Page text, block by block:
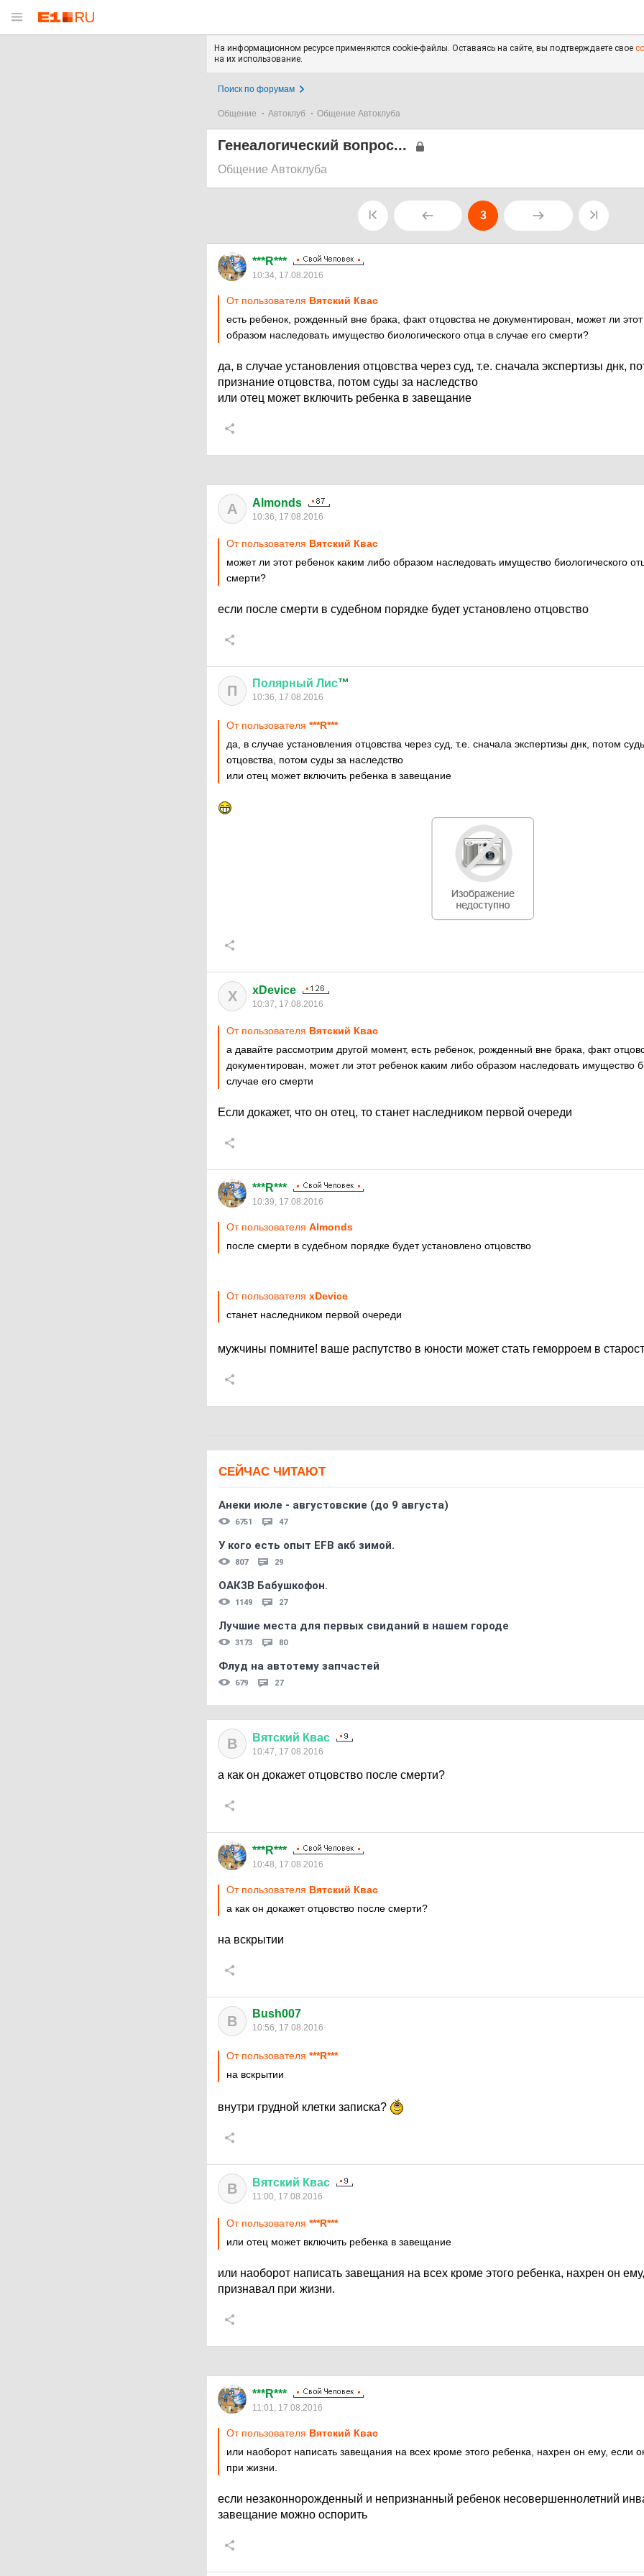
На информационном ресурсе применяются cookie-файлы. Оставаясь на сайте, вы подтверждаете свое
на их использование.
Поиск по форумам
Общение Автоклуб Общение Автоклуба
Генеалогический вопрос...
Общение Автоклуба
3
***R***
10:34, 17.08.2016
От пользователя Вятский Квас
есть ребенок, рожденный вне брака, факт отцовства не документирован, может ли
образом наследовать имущество биологического отца в случае его смерти?
да, в случае установления отцовства через суд, т.е. сначала экспертизы днк,
признание отцовства, потом суды за наследство
или отец может включить ребенка в завещание
A Almonds
10:36, 17.08.2016
От пользователя Вятский Квас
может ли этот ребенок каким либо образом наследовать имущество биологического
смерти?
если после смерти в судебном порядке будет установлено отцовство
П Полярный Лис™
10:36, 17.08.2016
От пользователя ***R***
да, в случае установления отцовства через суд, т.е. сначала экспертизы днк, потом
отцовства, потом суды за наследство
или отец может включить ребенка в завещание
X xDevice
10:37, 17.08.2016
От пользователя Вятский Квас
а давайте рассмотрим другой момент, есть ребенок, рожденный вне брака, факт
документирован, может ли этот ребенок каким либо образом наследовать имущество
случае его смерти
Если докажет, что он отец, то станет наследником первой очереди
***R***
10:39, 17.08.2016
От пользователя Almonds
после смерти в судебном порядке будет установлено отцовство
От пользователя xDevice
станет наследником первой очереди
мужчины помните! ваше распутство в юности может стать геморроем в
СЕЙЧАС ЧИТАЮТ
Анеки июле - августовские (до 9 августа)
6751 47
У кого есть опыт EFB акб зимой.
807 29
ОАКЗВ Бабушкофон.
1149 27
Лучшие места для первых свиданий в нашем городе
3173 80
Флуд на автотему запчастей
679 27
В Вятский Квас
10:47, 17.08.2016
а как он докажет отцовство после смерти?
***R***
10:48, 17.08.2016
От пользователя Вятский Квас
а как он докажет отцовство после смерти?
на вскрытии
B Bush007
10:56, 17.08.2016
От пользователя ***R***
на вскрытии
внутри грудной клетки записка?
В Вятский Квас
11:00, 17.08.2016
От пользователя ***R***
или отец может включить ребенка в завещание
или наоборот написать завещания на всех кроме этого ребенка, нахрен он
признавал при жизни.
***R***
11:01, 17.08.2016
От пользователя Вятский Квас
или наоборот написать завещания на всех кроме этого ребенка, нахрен он ему, если
при жизни.
если незаконнорожденный и непризнанный ребенок несовершеннолетний
завещание можно оспорить